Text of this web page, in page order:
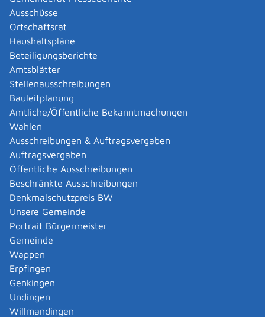
Ausschüsse
Ortschaftsrat
Haushaltspläne
Beteiligungsberichte
Amtsblätter
Stellenausschreibungen
Bauleitplanung
Amtliche/Öffentliche Bekanntmachungen
Wahlen
Ausschreibungen & Auftragsvergaben
Auftragsvergaben
Öffentliche Ausschreibungen
Beschränkte Ausschreibungen
Denkmalschutzpreis BW
Unsere Gemeinde
Portrait Bürgermeister
Gemeinde
Wappen
Erpfingen
Genkingen
Undingen
Willmandingen
Abgelaufenen Führerschein neu ausstellen lassen
Abgeltungsteuer - Nichtveranlagungs-
Bescheinigung beantragen
Abgeschlossenheitsbescheinigung zur Aufteilung
eines Gebäudes beantragen
Abmeldung / Außerbetriebsetzung für ein Fahrzeug
beantragen
Abschriften, Ablichtungen, Vervielfältigungen und
Negative amtlich beglaubigen lassen
Abwasser entsorgen
Abwasserbeseitigung - dezentrale Beseitigung von
Regenwasser beantragen oder anzeigen
Abweichende Regelungen zum Schichtbetrieb
beantragen
Abweichende Ruhezeit beantragen
Adoption - Akteneinsicht beantragen
Adoption - sich als Adoptiveltern bewerben
Adoption eines ausländischen Kindes -
Beurkundung im Geburtenregister beantragen
Adoption eines ausländischen Kindes -
Umwandlung einer schwachen in eine starke
Adoption beantragen